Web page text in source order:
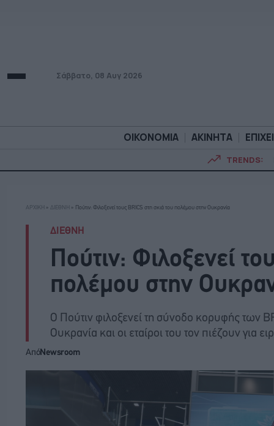
Σάββατο, 08 Αυγ 2026
ΟΙΚΟΝΟΜΙΑ ΑΚΙΝΗΤΑ
TRENDS:
ΟΙΚΟΝΟΜΙΑ
ΑΡΧΙΚΗ » ΔΙΕΘΝΗ » Πούτιν: Φιλοξενεί τους BRICS στη σκιά του πολέμου στην Ουκρανία
ΔΙΕΘΝΗ
Πούτιν: Φιλοξενεί
πολέμου στην
Ο Πούτιν φιλοξενεί τη σύνοδο κορυφής των
Ουκρανία και οι εταίροι του τον πιέζουν για
ΑπόNewsroom